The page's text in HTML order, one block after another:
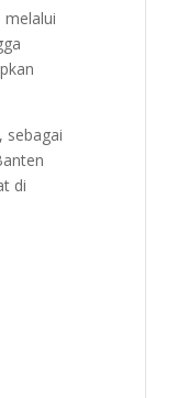
sebagai
di